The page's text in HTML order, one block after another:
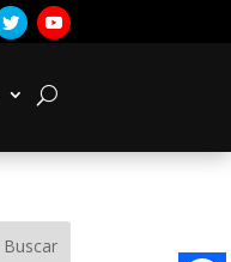
Buscar